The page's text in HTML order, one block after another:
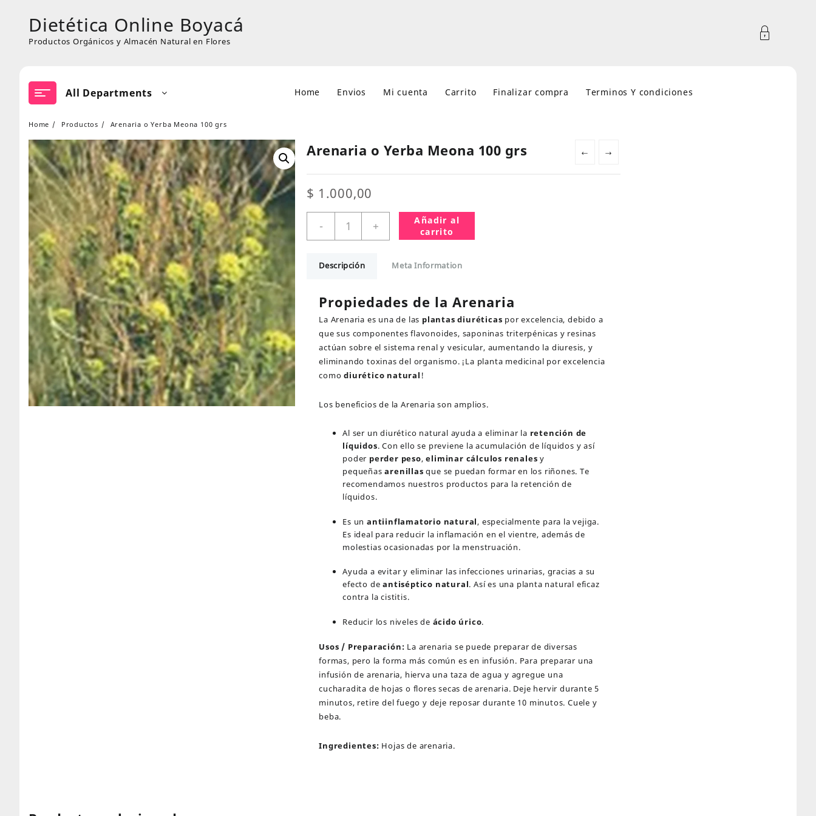
contentDietética Online Boyacá
Productos Orgánicos y Almacén Natural en Flores
All Departments Home Envios Mi cuenta Carrito Finalizar compra Terminos Y condiciones
Home Productos Arenaria o Yerba Meona 100 grs
← →
Arenaria o Yerba Meona 100 grs
$ 1.000,00
-
Yerba
100
cantidad
+
Añadir al
carrito
Descripción Meta Information
Propiedades de la Arenaria
La Arenaria es una de las plantas diuréticas por excelencia, debido a
que sus componentes flavonoides, saponinas triterpénicas y resinas
actúan sobre el sistema renal y vesicular, aumentando la diuresis, y
eliminando toxinas del organismo. ¡La planta medicinal por excelencia
comodiurético natural !
Los beneficios de la Arenaria son amplios.
Al ser un diurético natural ayuda a eliminar la retención de
líquidos. Con ello se previene la acumulación de líquidos y así
poder perder peso,eliminar cálculos renales y
pequeñasarenillas que se puedan formar en los riñones. Te
recomendamos nuestros productos para la retención de
líquidos.
Es unantiinflamatorio natural, especialmente para la vejiga.
Es ideal para reducir la inflamación en el vientre, además de
molestias ocasionadas por la menstruación.
Ayuda a evitar y eliminar las infecciones urinarias, gracias a su
efecto deantiséptico natural. Así es una planta natural eficaz
contra la cistitis.
Reducir los niveles de ácido úrico.
Usos / Preparación: La arenaria se puede preparar de diversas
formas, pero la forma más común es en infusión. Para preparar una
infusión de arenaria, hierva una taza de agua y agregue una
cucharadita de hojas o flores secas de arenaria. Deje hervir durante 5
minutos, retire del fuego y deje reposar durante 10 minutos. Cuele y
beba.
Ingredientes: Hojas de arenaria.